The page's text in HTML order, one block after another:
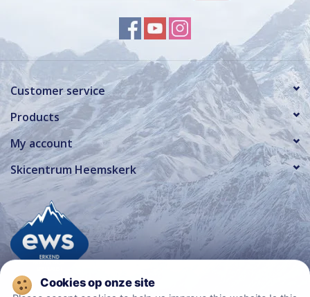
Customer service
Products
My account
Skicentrum Heemskerk